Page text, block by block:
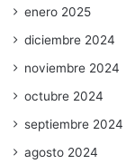
enero 2025
diciembre 2024
noviembre 2024
octubre 2024
septiembre 2024
agosto 2024